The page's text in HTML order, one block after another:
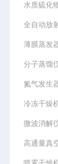
水质硫化
全自动放
薄膜蒸发
分子蒸馏
氮气发生
冷冻干燥
微波消解
高通量真